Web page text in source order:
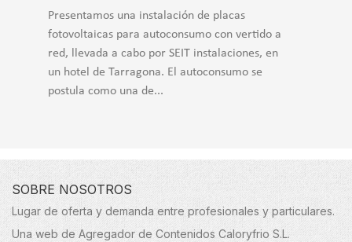
Presentamos una instalación de placas
fotovoltaicas para autoconsumo con vertido a
red, llevada a cabo por SEIT instalaciones, en
un hotel de Tarragona. El autoconsumo se
postula como una de...
SOBRE NOSOTROS
Lugar de oferta y demanda entre profesionales y particulares.
Una web de Agregador de Contenidos Caloryfrio S.L.